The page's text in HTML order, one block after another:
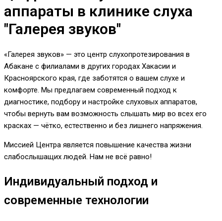
аппараты в клинике слуха
"Галерея звуков"
«Галерея звуков» — это центр слухопротезирования в
Абакане с филиалами в других городах Хакасии и
Красноярского края, где заботятся о вашем слухе и
комфорте. Мы предлагаем современный подход к
диагностике, подбору и настройке слуховых аппаратов,
чтобы вернуть вам возможность слышать мир во всех его
красках — чётко, естественно и без лишнего напряжения.
Миссией Центра является повышение качества жизни
слабослышащих людей. Нам не всё равно!
Индивидуальный подход и
современные технологии